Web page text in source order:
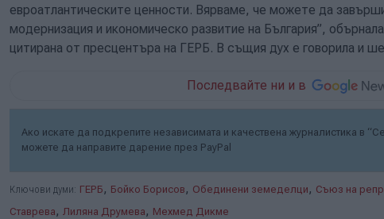
евроатлантическите ценности. Вярваме, че можете да
модернизация и икономическо развитие на България”,
цитирана от пресцентъра на ГЕРБ. В същия дух е говорила и
Последвайте ни и в
Ако искате да подкрепите независимата и качествена журналистика в
можете да направите дарение през PayPal
Ключови думи: ГЕРБ , Бойко Борисов , Обединени земеделци , Съюз на
Ставрева , Лиляна Друмева , Мехмед Дикме